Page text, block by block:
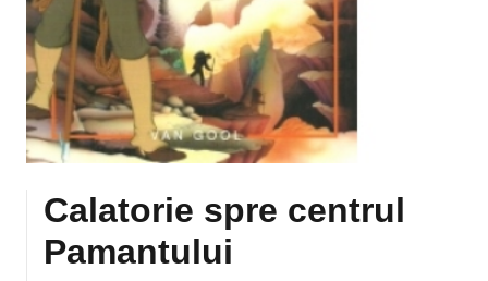
Calatorie spre centrul
Pamantului